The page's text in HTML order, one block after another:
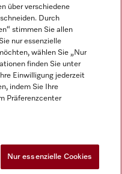
über verschiedene
Durch
stimmen Sie allen
nur essenzielle
wählen Sie „Nur
finden Sie unter
Einwilligung jederzeit
indem Sie Ihre
Präferenzcenter
Nur essenzielle Cookies